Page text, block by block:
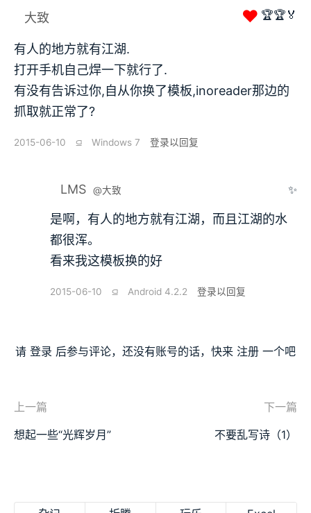
大致 ❤ 🏆🏆🏅
有人的地方就有江湖.
打开手机自己焊一下就行了.
有没有告诉过你,自从你换了模板,inoreader那边的
抓取就正常了?
2015-06-10 ⫑ Windows 7 登录以回复
LMS @大致 ✨
是啊，有人的地方就有江湖，而且江湖的水
都很浑。
看来我这模板换的好
2015-06-10 ⫑ Android 4.2.2 登录以回复
请 登录 后参与评论，还没有账号的话，快来 注册 一个吧
上一篇
想起一些“光辉岁月”
下一篇
不要乱写诗（1）